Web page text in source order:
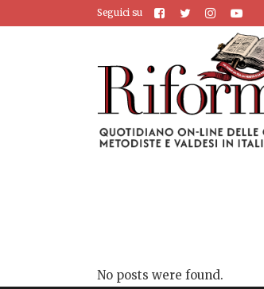
Seguici su
No posts were found.